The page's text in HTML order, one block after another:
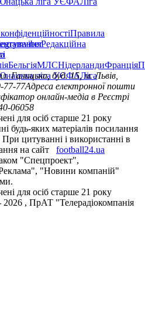
Правила
Редакційна
viber
БельгіяМЛСНідерландиФранція
ліга УЄФАЛіга
Галицька, буд. 15, м. Львів,
77-77Адреса електронної пошти
онлайн-медіа в Реєстрі
06058
для осіб старше 21 року
будь-яких матеріалів посилання
цитуванні і використанні в
на сайт
football24.ua
"Спецпроект",
"Новини компаній"
для осіб старше 21 року
2026 , ПрАТ "Телерадіокомпанія